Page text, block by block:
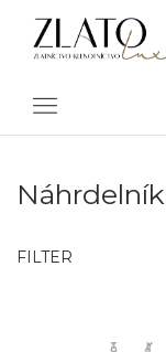
Náhrdelník
FILTER